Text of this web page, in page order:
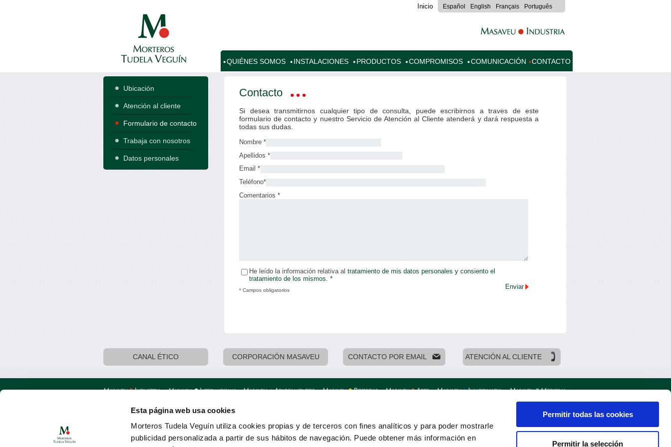
Esta página web usa cookies
Morteros Tudela Veguín utiliza cookies propias y de terceros con fines analíticos y para poder mostrarle
publicidad personalizada a partir de sus hábitos de navegación. Puede obtener más información en
Permitir todas las cookies
Permitir la selección
Español English Français Português
Inicio
QUIÉNES SOMOS INSTALACIONES PRODUCTOS COMPROMISOS COMUNICACIÓN CONTACTO
Ubicación
Atención al cliente
Formulario de contacto
Trabaja con nosotros
Datos personales
Contacto
Si desea transmitirnos cualquier tipo de consulta, puede escribirnos a traves de este
formulario de contacto y nuestro Servicio de Atención al Cliente atenderá y dará respuesta a
todas sus dudas.
Nombre *
Apellidos *
Email *
Teléfono*
Comentarios *
He leído la información relativa al tratamiento de mis datos personales y consiento el
tratamiento de los mismos. *
* Campos obligatorios
CANAL ÉTICO CORPORACIÓN MASAVEU CONTACTO POR EMAIL ATENCIÓN AL CLIENTE
Oficinas centrales: Calle Argüelles, 25 · 33003 · Oviedo